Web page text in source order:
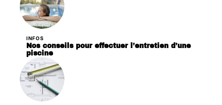
INFOS
Nos conseils pour effectuer l’entretien d’une
piscine